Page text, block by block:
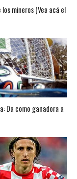
mineros (Vea acá el
Da como ganadora a